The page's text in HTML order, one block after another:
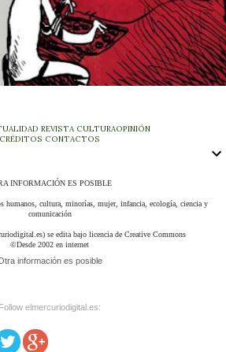
REVISTA CULTURAOPINIÓN
CRÉDITOS CONTACTOS
INFORMACIÓN ES POSIBLE
humanos, cultura, minorías, mujer, infancia, ecología, ciencia y
comunicación
se edita bajo licencia de Creative Commons
©Desde 2002 en internet
información es posible
Follow elmercuriodigital.es: